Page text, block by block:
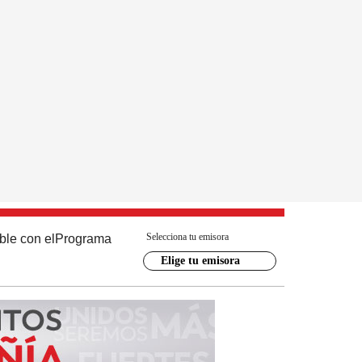
con el Programa Selecciona tu emisora
Elige tu emisora